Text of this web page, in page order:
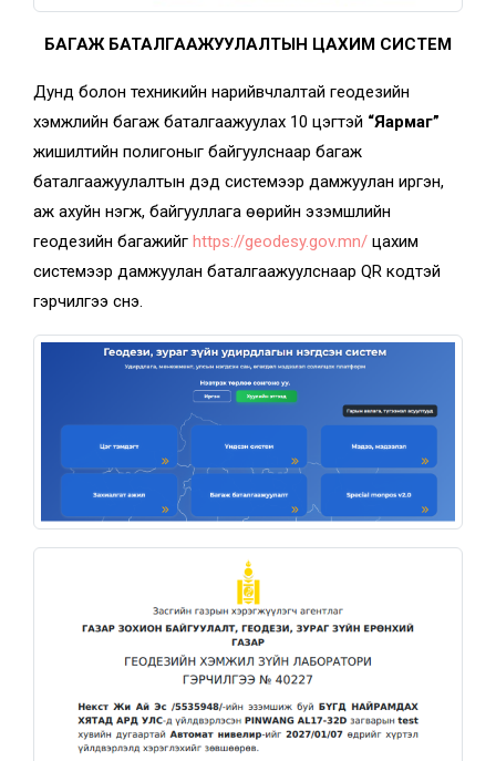
БАГАЖ БАТАЛГААЖУУЛАЛТЫН ЦАХИМ СИСТЕМ
Дунд болон техникийн нарийвчлалтай геодезийн
хэмжлийн багаж баталгаажуулах 10 цэгтэй “Яармаг”
жишилтийн полигоныг байгуулснаар багаж
баталгаажуулалтын дэд системээр дамжуулан иргэн,
аж ахуйн нэгж, байгууллага өөрийн эзэмшлийн
геодезийн багажийг https://geodesy.gov.mn/ цахим
системээр дамжуулан баталгаажуулснаар QR кодтэй
гэрчилгээ үүснэ.